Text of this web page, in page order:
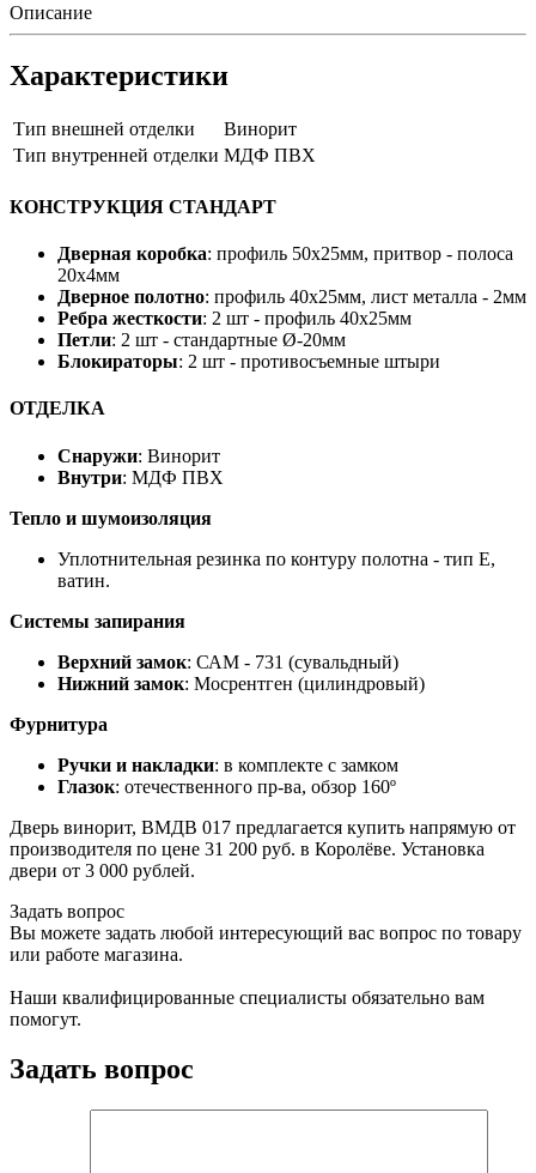
Описание
Характеристики
Тип внешней отделки
Винорит
Тип внутренней отделки МДФ ПВХ
КОНСТРУКЦИЯ СТАНДАРТ
Дверная коробка: профиль 50х25мм, притвор - полоса
20х4мм
Дверное полотно: профиль 40х25мм, лист металла - 2мм
Ребра жесткости: 2 шт - профиль 40х25мм
Петли: 2 шт - стандартные Ø-20мм
Блокираторы: 2 шт - противосъемные штыри
ОТДЕЛКА
Снаружи: Винорит
Внутри: МДФ ПВХ
Тепло и шумоизоляция
Уплотнительная резинка по контуру полотна - тип Е,
ватин.
Системы запирания
Верхний замок: САМ - 731 (сувальдный)
Нижний замок: Мосрентген (цилиндровый)
Фурнитура
Ручки и накладки: в комплекте с замком
Глазок: отечественного пр-ва, обзор 160º
Дверь винорит, ВМДВ 017 предлагается купить напрямую от
производителя по цене 31 200 руб. в Королёве. Установка
двери от 3 000 рублей.
Задать вопрос
Вы можете задать любой интересующий вас вопрос по товару
или работе магазина.
Наши квалифицированные специалисты обязательно вам
помогут.
Задать вопрос